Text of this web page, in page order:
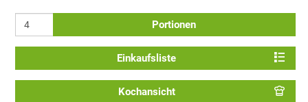
Portionen
Einkaufsliste
Kochansicht